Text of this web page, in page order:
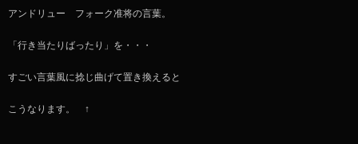
アンドリュー フォーク准将の言葉。
「行き当たりばったり」を・・・
すごい言葉風に捻じ曲げて置き換えると
こうなります。 ↑